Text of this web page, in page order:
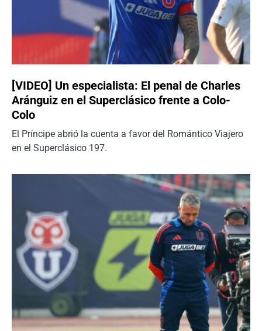
[VIDEO] Un especialista: El penal de Charles
Aránguiz en el Superclásico frente a Colo-
Colo
El Príncipe abrió la cuenta a favor del Romántico Viajero
en el Superclásico 197.